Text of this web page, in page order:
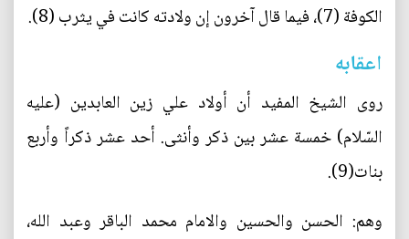
الكوفة (7)، فيما قال آخرون إن ولادته كانت في يثرب (8).
اعقابه
روى الشيخ المفيد أن أولاد علي زين العابدين (عليه
السّلام) خمسة عشر بين ذكر وأنثى. أحد عشر ذكراً وأربع
بنات(9).
وهم: الحسن والحسين والامام محمد الباقر وعبد الله،